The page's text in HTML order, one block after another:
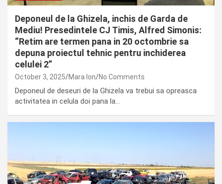
Deponeul de la Ghizela, inchis de Garda de
Mediu! Presedintele CJ Timis, Alfred Simonis:
“Retim are termen pana in 20 octombrie sa
depuna proiectul tehnic pentru inchiderea
celulei 2”
October 3, 2025 Mara Ion No Comments
Deponeul de deseuri de la Ghizela va trebui sa opreasca
activitatea in celula doi pana la…